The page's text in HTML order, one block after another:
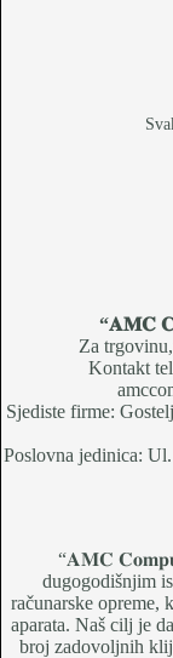
“𝐀𝐌𝐂
Za
Kontakt
Sjediste firme:
Poslovna jedinica:
“𝐀𝐌𝐂
dugogodišnjim
računarske opreme,
aparata. Naš cilj je
broj zadovoljnih